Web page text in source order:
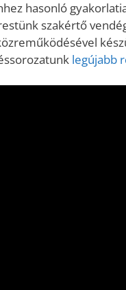
hasonló
szakértő
legújabb